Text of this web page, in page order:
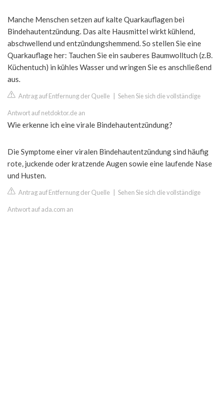
Manche Menschen setzen auf kalte Quarkauflagen bei
Bindehautentzündung. Das alte Hausmittel wirkt kühlend,
abschwellend und entzündungshemmend. So stellen Sie eine
Quarkauflage her: Tauchen Sie ein sauberes Baumwolltuch (z.B.
Küchentuch) in kühles Wasser und wringen Sie es anschließend
aus.
Antrag auf Entfernung der Quelle Sehen Sie sich die vollständige
Antwort auf netdoktor.de an
Wie erkenne ich eine virale Bindehautentzündung?
Die Symptome einer viralen Bindehautentzündung sind häufig
rote, juckende oder kratzende Augen sowie eine laufende Nase
und Husten.
Antrag auf Entfernung der Quelle Sehen Sie sich die vollständige
Antwort auf ada.com an